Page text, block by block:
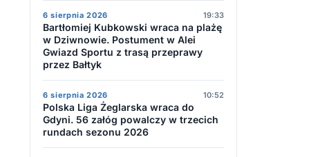
6 sierpnia 2026 19:33
Bartłomiej Kubkowski wraca na plażę
w Dziwnowie. Postument w Alei
Gwiazd Sportu z trasą przeprawy
przez Bałtyk
6 sierpnia 2026 10:52
Polska Liga Żeglarska wraca do
Gdyni. 56 załóg powalczy w trzecich
rundach sezonu 2026